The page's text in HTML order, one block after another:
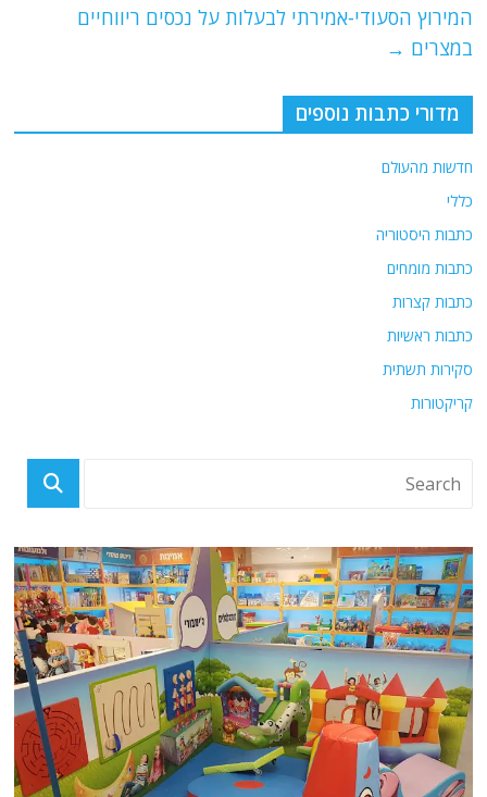
k
המירוץ הסעודי-אמירתי לבעלות על נכסים ריווחיים
במצרים →
מדורי כתבות נוספים
חדשות מהעולם
כללי
כתבות היסטוריה
כתבות מומחים
כתבות קצרות
כתבות ראשיות
סקירות תשתית
קריקטורות